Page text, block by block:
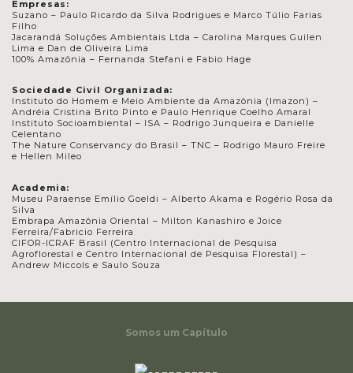
Empresas:
Suzano – Paulo Ricardo da Silva Rodrigues e Marco Túlio Farias
Filho
Jacarandá Soluções Ambientais Ltda – Carolina Marques Guilen
Lima e Dan de Oliveira Lima
100% Amazônia – Fernanda Stefani e Fabio Hage
Sociedade Civil Organizada:
Instituto do Homem e Meio Ambiente da Amazônia (Imazon) –
Andréia Cristina Brito Pinto e Paulo Henrique Coelho Amaral
Instituto Socioambiental – ISA – Rodrigo Junqueira e Danielle
Celentano
The Nature Conservancy do Brasil – TNC – Rodrigo Mauro Freire
e Hellen Mileo
Academia:
Museu Paraense Emílio Goeldi – Alberto Akama e Rogério Rosa da
Silva
Embrapa Amazônia Oriental – Milton Kanashiro e Joice
Ferreira/Fabricio Ferreira
CIFOR-ICRAF Brasil (Centro Internacional de Pesquisa
Agroflorestal e Centro Internacional de Pesquisa Florestal) –
Andrew Miccols e Saulo Souza
Somos um Capítulo